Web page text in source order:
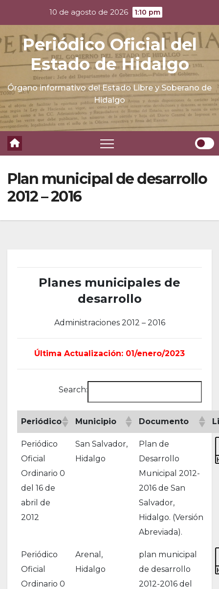
content
10 de agosto de 2026 1:10 pm
Periódico Oficial del
Estado de Hidalgo
Órgano informativo del Estado Libre y Soberano de
Hidalgo
Plan municipal de desarrollo
2012 – 2016
Planes municipales de
desarrollo
Administraciones 2012 – 2016
Última Actualización: 01/enero/2023
Search:
Periódico Municipio Documento
Periódico
Oficial
Ordinario 0
del 16 de
abril de
2012
San Salvador,
Hidalgo
Plan de
Desarrollo
Municipal 2012-
2016 de San
Salvador,
Hidalgo. (Versión
Abreviada).
Periódico
Oficial
Ordinario 0
Arenal,
Hidalgo
plan municipal
de desarrollo
2012-2016 del